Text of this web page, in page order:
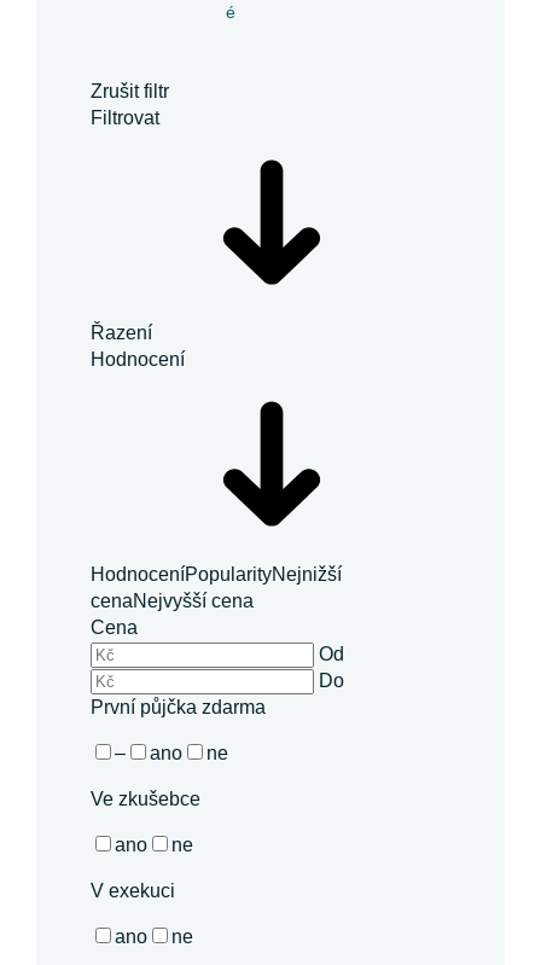
é
Zrušit filtr
Filtrovat
Řazení
Hodnocení
HodnoceníPopularityNejnižší
cenaNejvyšší cena
Cena
Od
Do
První půjčka zdarma
– ano ne
Ve zkušebce
ano ne
V exekuci
ano ne